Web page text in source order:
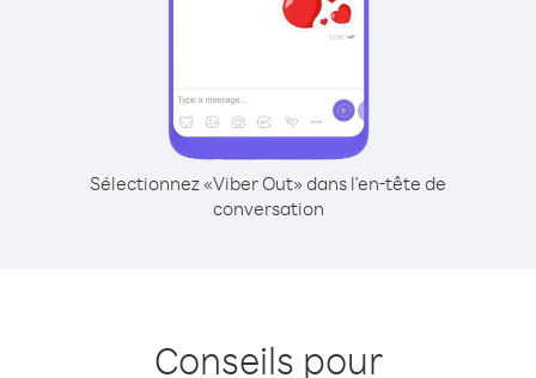
Sélectionnez «Viber Out» dans l'en-tête de
conversation
Conseils pour